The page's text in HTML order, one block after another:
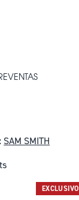
SAM SMITH
EXCLUSIVO